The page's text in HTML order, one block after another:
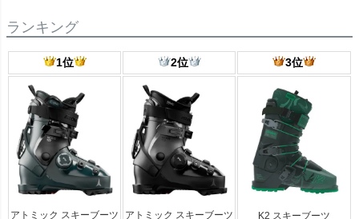
ランキング
1位 2位 3位
アトミック スキーブーツ
アトミック スキーブーツ
K2 スキーブーツ